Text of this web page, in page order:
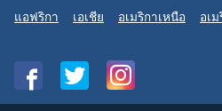
แอฟริกา เอเชีย อเมริกาเหนือ อเ